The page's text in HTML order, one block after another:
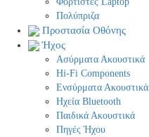
Πολύπριζα
Προστασία Οθόνης
Ήχος
Ασύρματα Ακουστικά
Hi-Fi Components
Ενσύρματα Ακουστικά
Ηχεία Bluetooth
Παιδικά Ακουστικά
Πηγές Ήχου